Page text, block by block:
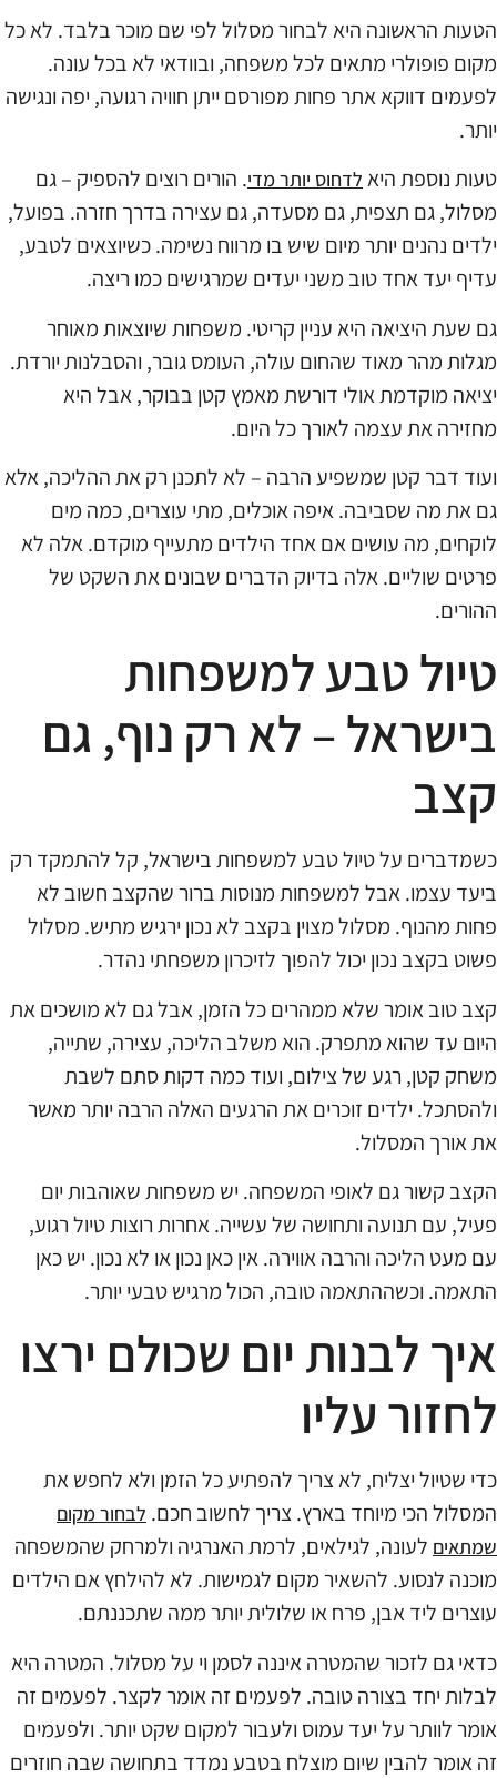
הטעות הראשונה היא לבחור מסלול לפי שם מוכר בלבד. לא כל
מקום פופולרי מתאים לכל משפחה, ובוודאי לא בכל עונה.
לפעמים דווקא אתר פחות מפורסם ייתן חוויה רגועה, יפה ונגישה
יותר.
טעות נוספת היא לדחוס יותר מדי. הורים רוצים להספיק – גם
מסלול, גם תצפית, גם מסעדה, גם עצירה בדרך חזרה. בפועל,
ילדים נהנים יותר מיום שיש בו מרווח נשימה. כשיוצאים לטבע,
עדיף יעד אחד טוב משני יעדים שמרגישים כמו ריצה.
גם שעת היציאה היא עניין קריטי. משפחות שיוצאות מאוחר
מגלות מהר מאוד שהחום עולה, העומס גובר, והסבלנות יורדת.
יציאה מוקדמת אולי דורשת מאמץ קטן בבוקר, אבל היא
מחזירה את עצמה לאורך כל היום.
ועוד דבר קטן שמשפיע הרבה – לא לתכנן רק את ההליכה, אלא
גם את מה שסביבה. איפה אוכלים, מתי עוצרים, כמה מים
לוקחים, מה עושים אם אחד הילדים מתעייף מוקדם. אלה לא
פרטים שוליים. אלה בדיוק הדברים שבונים את השקט של
ההורים.
טיול טבע למשפחות
בישראל – לא רק נוף, גם
קצב
כשמדברים על טיול טבע למשפחות בישראל, קל להתמקד רק
ביעד עצמו. אבל למשפחות מנוסות ברור שהקצב חשוב לא
פחות מהנוף. מסלול מצוין בקצב לא נכון ירגיש מתיש. מסלול
פשוט בקצב נכון יכול להפוך לזיכרון משפחתי נהדר.
קצב טוב אומר שלא ממהרים כל הזמן, אבל גם לא מושכים את
היום עד שהוא מתפרק. הוא משלב הליכה, עצירה, שתייה,
משחק קטן, רגע של צילום, ועוד כמה דקות סתם לשבת
ולהסתכל. ילדים זוכרים את הרגעים האלה הרבה יותר מאשר
את אורך המסלול.
הקצב קשור גם לאופי המשפחה. יש משפחות שאוהבות יום
פעיל, עם תנועה ותחושה של עשייה. אחרות רוצות טיול רגוע,
עם מעט הליכה והרבה אווירה. אין כאן נכון או לא נכון. יש כאן
התאמה. וכשההתאמה טובה, הכול מרגיש טבעי יותר.
איך לבנות יום שכולם ירצו
לחזור עליו
כדי שטיול יצליח, לא צריך להפתיע כל הזמן ולא לחפש את
המסלול הכי מיוחד בארץ. צריך לחשוב חכם. לבחור מקום
שמתאים לעונה, לגילאים, לרמת האנרגיה ולמרחק שהמשפחה
מוכנה לנסוע. להשאיר מקום לגמישות. לא להילחץ אם הילדים
עוצרים ליד אבן, פרח או שלולית יותר ממה שתכננתם.
כדאי גם לזכור שהמטרה איננה לסמן וי על מסלול. המטרה היא
לבלות יחד בצורה טובה. לפעמים זה אומר לקצר. לפעמים זה
אומר לוותר על יעד עמוס ולעבור למקום שקט יותר. ולפעמים
זה אומר להבין שיום מוצלח בטבע נמדד בתחושה שבה חוזרים